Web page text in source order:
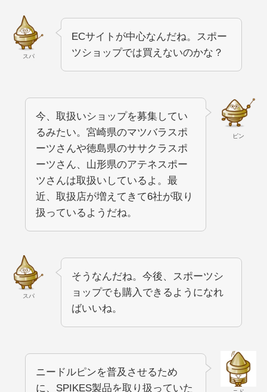
スパ
ECサイトが中心なんだね。スポー
ツショップでは買えないのかな？
ピン
今、取扱いショップを募集してい
るみたい。宮崎県のマツバラスポ
ーツさんや徳島県のササクラスポ
ーツさん、山形県のアテネスポー
ツさんは取扱いしているよ。最
近、取扱店が増えてきて6社が取り
扱っているようだね。
スパ
そうなんだね。今後、スポーツシ
ョップでも購入できるようになれ
ばいいね。
ニードルピンを普及させるため
に、SPIKES製品を取り扱っていた